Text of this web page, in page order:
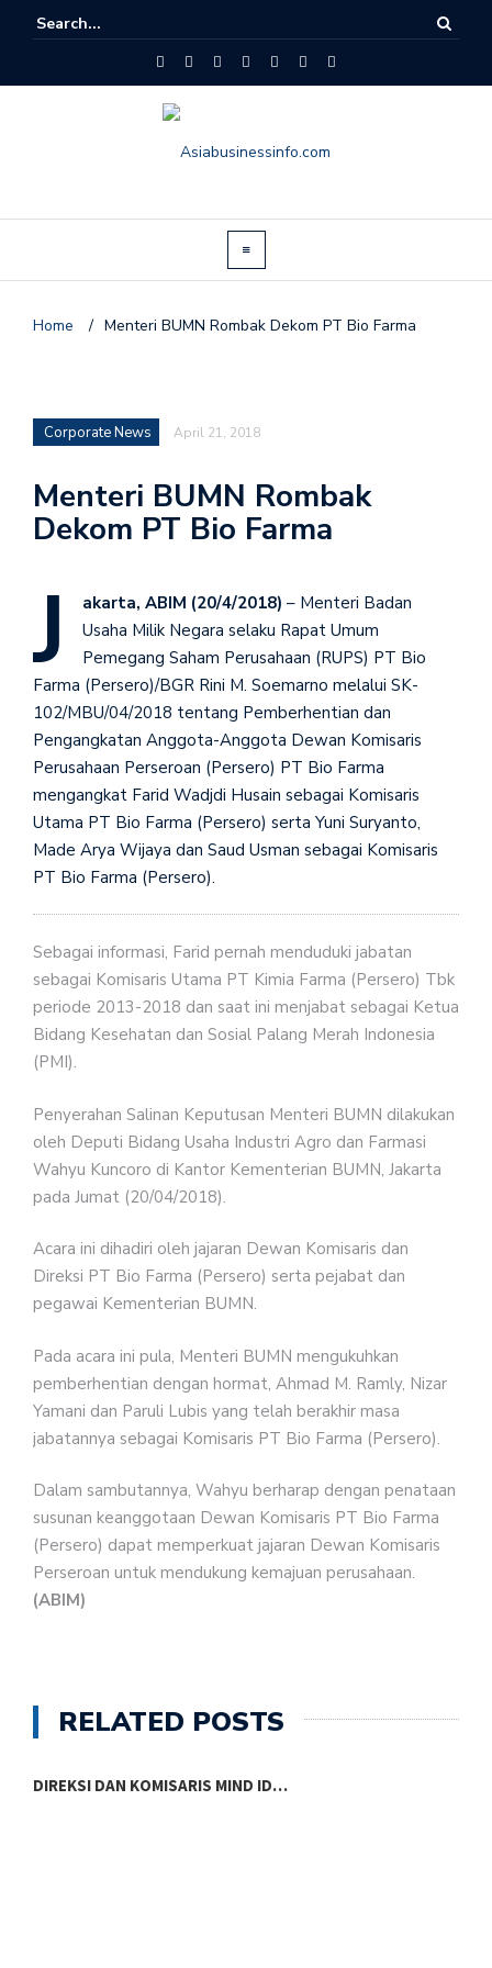
Home / Menteri BUMN Rombak Dekom PT Bio Farma
Corporate News April 21, 2018
Menteri BUMN Rombak
Dekom PT Bio Farma
J akarta, ABIM (20/4/2018) – Menteri Badan
Usaha Milik Negara selaku Rapat Umum
Pemegang Saham Perusahaan (RUPS) PT Bio
Farma (Persero)/BGR Rini M. Soemarno melalui SK-
102/MBU/04/2018 tentang Pemberhentian dan
Pengangkatan Anggota-Anggota Dewan Komisaris
Perusahaan Perseroan (Persero) PT Bio Farma
mengangkat Farid Wadjdi Husain sebagai Komisaris
Utama PT Bio Farma (Persero) serta Yuni Suryanto,
Made Arya Wijaya dan Saud Usman sebagai Komisaris
PT Bio Farma (Persero).
Sebagai informasi, Farid pernah menduduki jabatan
sebagai Komisaris Utama PT Kimia Farma (Persero) Tbk
periode 2013-2018 dan saat ini menjabat sebagai Ketua
Bidang Kesehatan dan Sosial Palang Merah Indonesia
(PMI).
Penyerahan Salinan Keputusan Menteri BUMN dilakukan
oleh Deputi Bidang Usaha Industri Agro dan Farmasi
Wahyu Kuncoro di Kantor Kementerian BUMN, Jakarta
pada Jumat (20/04/2018).
Acara ini dihadiri oleh jajaran Dewan Komisaris dan
Direksi PT Bio Farma (Persero) serta pejabat dan
pegawai Kementerian BUMN.
Pada acara ini pula, Menteri BUMN mengukuhkan
pemberhentian dengan hormat, Ahmad M. Ramly, Nizar
Yamani dan Paruli Lubis yang telah berakhir masa
jabatannya sebagai Komisaris PT Bio Farma (Persero).
Dalam sambutannya, Wahyu berharap dengan penataan
susunan keanggotaan Dewan Komisaris PT Bio Farma
(Persero) dapat memperkuat jajaran Dewan Komisaris
Perseroan untuk mendukung kemajuan perusahaan.
(ABIM)
RELATED POSTS